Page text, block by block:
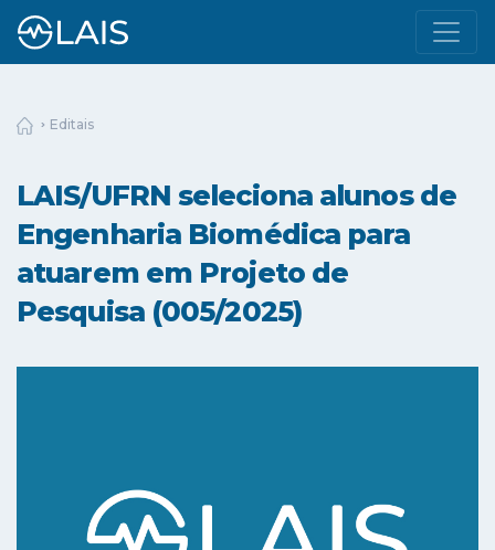
Editais
LAIS/UFRN seleciona alunos de
Engenharia Biomédica para
atuarem em Projeto de
Pesquisa (005/2025)